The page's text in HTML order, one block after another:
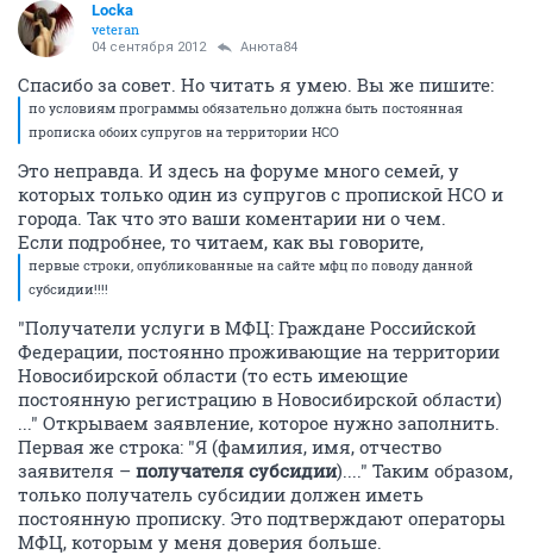
Locka
veteran
04 сентября 2012 Анюта84
Спасибо за совет. Но читать я умею. Вы же пишите:
по условиям программы обязательно должна быть постоянная
прописка обоих супругов на территории НСО
Это неправда. И здесь на форуме много семей, у
которых только один из супругов с пропиской НСО и
города. Так что это ваши коментарии ни о чем.
Если подробнее, то читаем, как вы говорите,
первые строки, опубликованные на сайте мфц по поводу данной
субсидии!!!!
"Получатели услуги в МФЦ: Граждане Российской
Федерации, постоянно проживающие на территории
Новосибирской области (то есть имеющие
постоянную регистрацию в Новосибирской области)
..." Открываем заявление, которое нужно заполнить.
Первая же строка: "Я (фамилия, имя, отчество
заявителя – получателя субсидии)...." Таким образом,
только получатель субсидии должен иметь
постоянную прописку. Это подтверждают операторы
МФЦ, которым у меня доверия больше.